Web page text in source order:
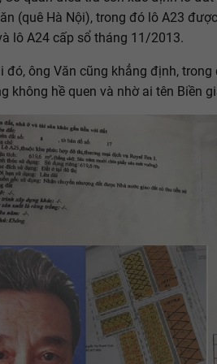
(quê Hà Nội), trong đó lô A23
lô A24 cấp sổ tháng 11/2013.
đó, ông Văn cũng khẳng định,
không hề quen và nhờ ai tên Biền